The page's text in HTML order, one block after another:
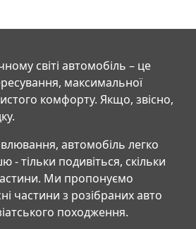
світі автомобіль – це
максимальної
комфорту. Якщо, звісно,
автомобіль легко
тільки подивіться, скільки
Ми пропонуємо
частини з розібраних авто
походження.